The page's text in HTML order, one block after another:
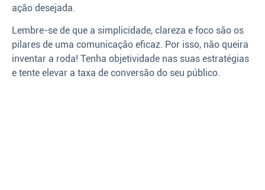
ação desejada.
Lembre-se de que a simplicidade, clareza e foco são os
pilares de uma comunicação eficaz. Por isso, não queira
inventar a roda! Tenha objetividade nas suas estratégias
e tente elevar a taxa de conversão do seu público.